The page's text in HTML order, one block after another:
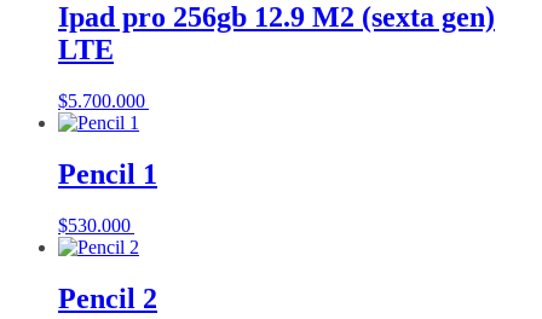
Ipad pro 256gb 12.9 M2 (sexta gen)
LTE
$5.700.000
Pencil 1
$530.000
Pencil 2